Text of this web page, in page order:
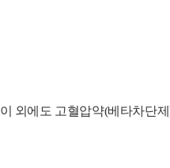
이 외에도 고혈압약(베타차단